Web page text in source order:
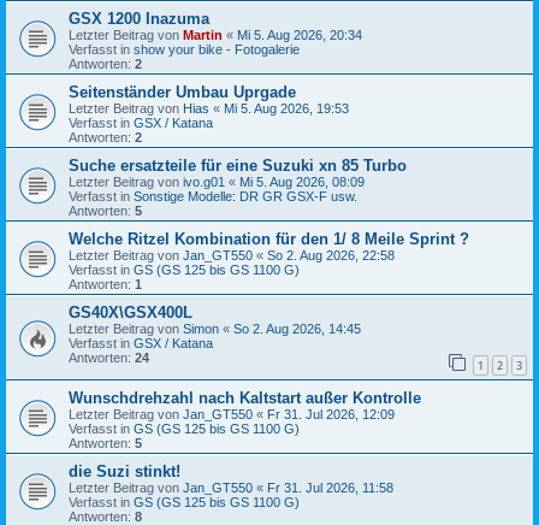
GSX 1200 Inazuma
Letzter Beitrag von Martin « Mi 5. Aug 2026, 20:34
Verfasst in show your bike - Fotogalerie
Antworten: 2
Seitenständer Umbau Uprgade
Letzter Beitrag von Hias « Mi 5. Aug 2026, 19:53
Verfasst in GSX / Katana
Antworten: 2
Suche ersatzteile für eine Suzuki xn 85 Turbo
Letzter Beitrag von ivo.g01 « Mi 5. Aug 2026, 08:09
Verfasst in Sonstige Modelle: DR GR GSX-F usw.
Antworten: 5
Welche Ritzel Kombination für den 1/ 8 Meile Sprint ?
Letzter Beitrag von Jan_GT550 « So 2. Aug 2026, 22:58
Verfasst in GS (GS 125 bis GS 1100 G)
Antworten: 1
GS40X\GSX400L
Letzter Beitrag von Simon « So 2. Aug 2026, 14:45
Verfasst in GSX / Katana
Antworten: 24 1 2 3
Wunschdrehzahl nach Kaltstart außer Kontrolle
Letzter Beitrag von Jan_GT550 « Fr 31. Jul 2026, 12:09
Verfasst in GS (GS 125 bis GS 1100 G)
Antworten: 5
die Suzi stinkt!
Letzter Beitrag von Jan_GT550 « Fr 31. Jul 2026, 11:58
Verfasst in GS (GS 125 bis GS 1100 G)
Antworten: 8